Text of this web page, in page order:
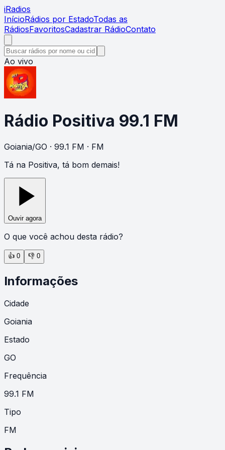
iRadios
InícioRádios por EstadoTodas as
RádiosFavoritosCadastrar RádioContato
Ao vivo
Rádio Positiva 99.1 FM
Goiania/GO · 99.1 FM · FM
Tá na Positiva, tá bom demais!
Ouvir agora
O que você achou desta rádio?
👍 0 👎 0
Informações
Cidade
Goiania
Estado
GO
Frequência
99.1 FM
Tipo
FM